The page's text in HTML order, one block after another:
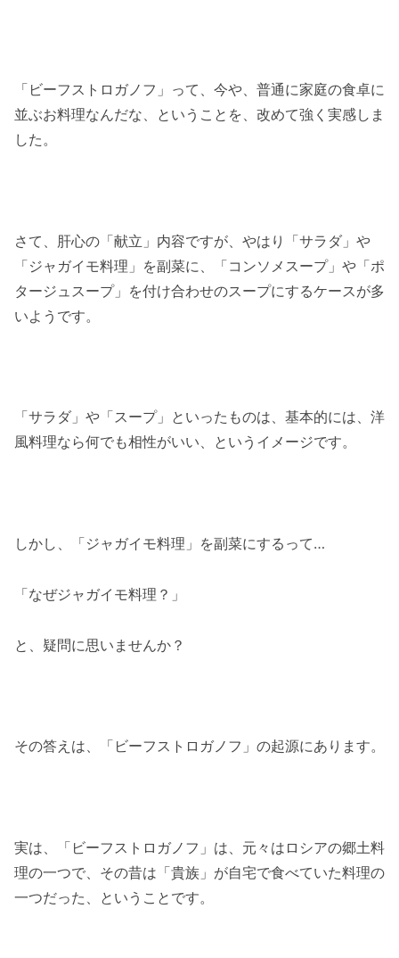
「ビーフストロガノフ」って、今や、普通に家庭の食卓に
並ぶお料理なんだな、ということを、改めて強く実感しま
した。
さて、肝心の「献立」内容ですが、やはり「サラダ」や
「ジャガイモ料理」を副菜に、「コンソメスープ」や「ポ
タージュスープ」を付け合わせのスープにするケースが多
いようです。
「サラダ」や「スープ」といったものは、基本的には、洋
風料理なら何でも相性がいい、というイメージです。
しかし、「ジャガイモ料理」を副菜にするって…
「なぜジャガイモ料理？」
と、疑問に思いませんか？
その答えは、「ビーフストロガノフ」の起源にあります。
実は、「ビーフストロガノフ」は、元々はロシアの郷土料
理の一つで、その昔は「貴族」が自宅で食べていた料理の
一つだった、ということです。